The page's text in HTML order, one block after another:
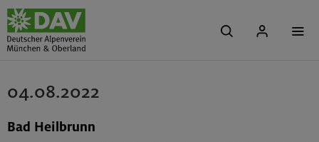
04.08.2022
Bad Heilbrunn